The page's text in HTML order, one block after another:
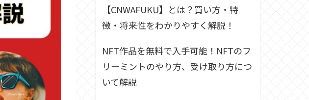
【CNWAFUKU】とは？買い方・特
徴・将来性をわかりやすく解説！
NFT作品を無料で入手可能！NFTのフ
リーミントのやり方、受け取り方につ
いて解説